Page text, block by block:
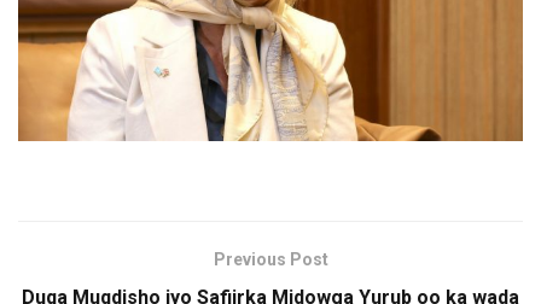
Previous Post
Duqa Muqdisho iyo Safiirka Midowga Yurub oo ka wada